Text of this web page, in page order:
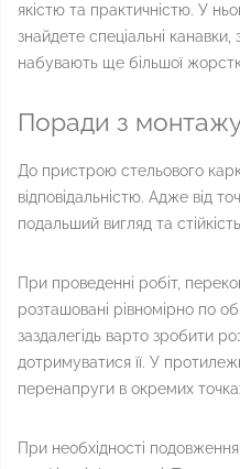
якістю та практичністю. У
знайдете спеціальні канавки,
набувають ще більшої
Поради з
До пристрою стельового
відповідальністю. Адже від
подальший вигляд та
При проведенні робіт,
розташовані рівномірно по
заздалегідь варто зробити
дотримуватися її. У
перенапруги в окремих
При необхідності подовження